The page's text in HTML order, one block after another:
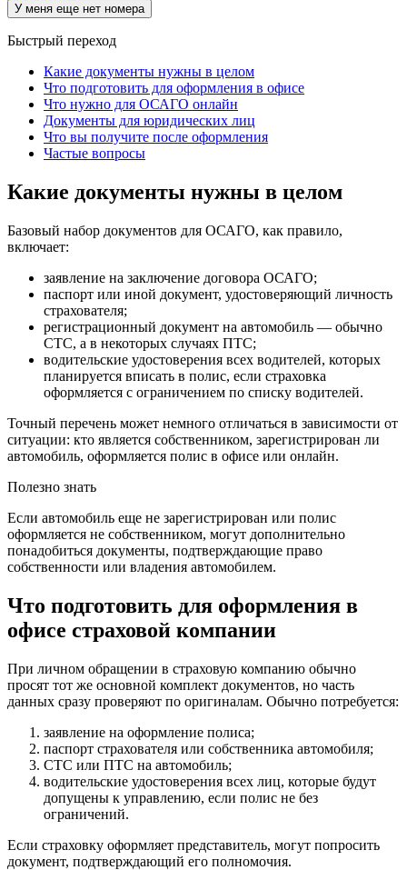
У меня еще нет номера
Быстрый переход
Какие документы нужны в целом
Что подготовить для оформления в офисе
Что нужно для ОСАГО онлайн
Документы для юридических лиц
Что вы получите после оформления
Частые вопросы
Какие документы нужны в целом
Базовый набор документов для ОСАГО, как правило,
включает:
заявление на заключение договора ОСАГО;
паспорт или иной документ, удостоверяющий личность
страхователя;
регистрационный документ на автомобиль — обычно
СТС, а в некоторых случаях ПТС;
водительские удостоверения всех водителей, которых
планируется вписать в полис, если страховка
оформляется с ограничением по списку водителей.
Точный перечень может немного отличаться в зависимости от
ситуации: кто является собственником, зарегистрирован ли
автомобиль, оформляется полис в офисе или онлайн.
Полезно знать
Если автомобиль еще не зарегистрирован или полис
оформляется не собственником, могут дополнительно
понадобиться документы, подтверждающие право
собственности или владения автомобилем.
Что подготовить для оформления в
офисе страховой компании
При личном обращении в страховую компанию обычно
просят тот же основной комплект документов, но часть
данных сразу проверяют по оригиналам. Обычно потребуется:
заявление на оформление полиса;
паспорт страхователя или собственника автомобиля;
СТС или ПТС на автомобиль;
водительские удостоверения всех лиц, которые будут
допущены к управлению, если полис не без
ограничений.
Если страховку оформляет представитель, могут попросить
документ, подтверждающий его полномочия.